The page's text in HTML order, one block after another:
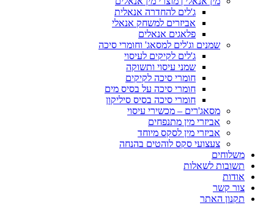
ג'לים להחדרה אנאלית
אביזרים למשחק אנאלי
פלאגים אנאלים
שמנים וג'לים למסאג' וחומרי סיכה
ג'לים לקיקים לעיסוי
שמני עיסוי ותשוקה
חומרי סיכה לקיקים
חומרי סיכה על בסיס מים
חומרי סיכה בסיס סיליקון
מסאג'רים – מכשירי עיסוי
אביזרי מין מתנפחים
אביזרי מין לסקס מיוחד
צעצועי סקס לוהטים בהנחה
משלוחים
תשובות לשאלות
אודות
צור קשר
תקנון האתר